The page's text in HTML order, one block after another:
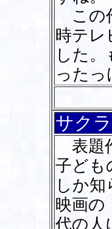
この
時テレ
した
ったっ
サク
表題
子ども
しか
映画の
代の人